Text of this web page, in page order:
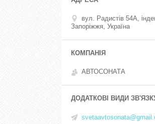
вул. Радистів 54А,
Запоріжжя, Україна
АВТОСОНАТА